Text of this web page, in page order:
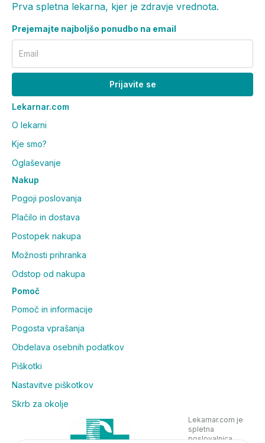
Prva spletna lekarna, kjer je zdravje vrednota.
Prejemajte najboljšo ponudbo na email
Email
Prijavite se
Lekarnar.com
O lekarni
Kje smo?
Oglaševanje
Nakup
Pogoji poslovanja
Plačilo in dostava
Postopek nakupa
Možnosti prihranka
Odstop od nakupa
Pomoč
Pomoč in informacije
Pogosta vprašanja
Obdelava osebnih podatkov
Piškotki
Nastavitve piškotkov
Skrb za okolje
Lekarnar.com je
spletna
poslovalnica